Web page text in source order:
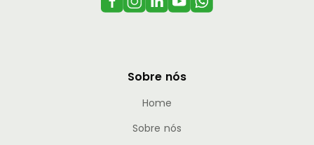
Sobre nós
Home
Sobre nós